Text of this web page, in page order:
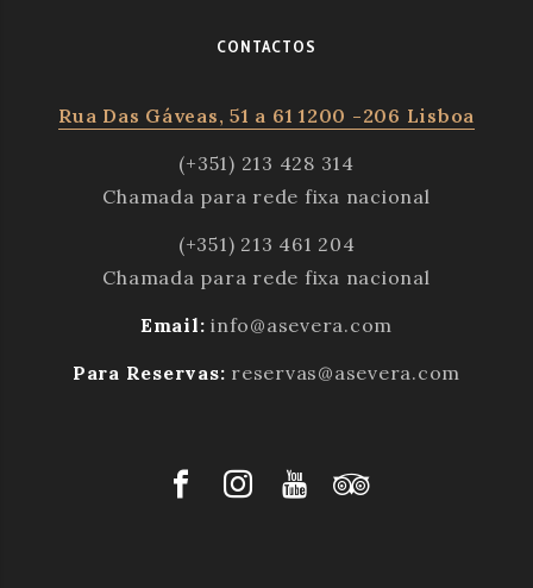
CONTACTOS
Rua Das Gáveas, 51 a 61 1200 -206 Lisboa
(+351) 213 428 314
Chamada para rede fixa nacional
(+351) 213 461 204
Chamada para rede fixa nacional
Email: info@asevera.com
Para Reservas: reservas@asevera.com